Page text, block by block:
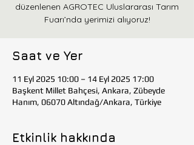
düzenlenen AGROTEC Uluslararası Tarım
Fuarı’nda yerimizi alıyoruz!
Saat ve Yer
11 Eyl 2025 10:00 – 14 Eyl 2025 17:00
Başkent Millet Bahçesi, Ankara, Zübeyde
Hanım, 06070 Altındağ/Ankara, Türkiye
Etkinlik hakkında